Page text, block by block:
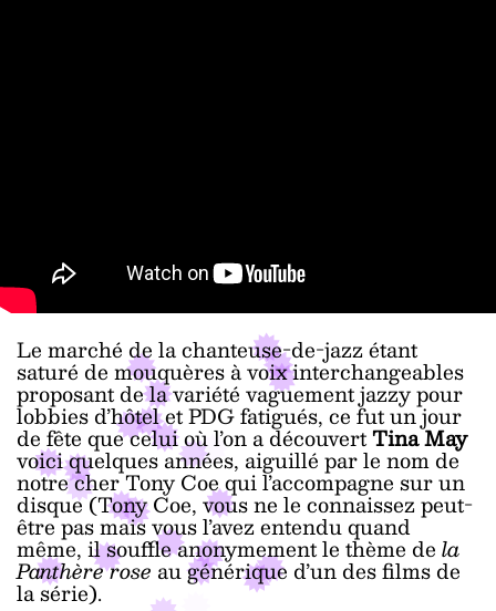
Le marché de la chanteuse-de-jazz étant
saturé de mouquères à voix interchangeables
proposant de la variété vaguement jazzy pour
lobbies d’hôtel et PDG fatigués, ce fut un jour
de fête que celui où l’on a découvertTina May
voici quelques années, aiguillé par le nom de
notre cher Tony Coe qui l’accompagne sur un
disque (Tony Coe, vous ne le connaissez peut-
être pas mais vous l’avez entendu quand
même, il souffle anonymement le thème dela
Panthère rose au générique d’un des films de
la série).